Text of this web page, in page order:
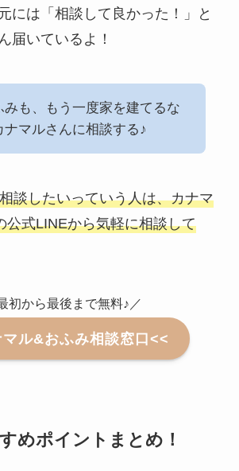
には「相談して良かった！」と
届いているよ！
みも、もう一度家を建てるな
ナマルさんに相談する♪
談したいっていう人は、カナマ
公式LINEから気軽に相談して
初から最後まで無料♪／
ル&おふみ相談窓口<<
めポイントまとめ！